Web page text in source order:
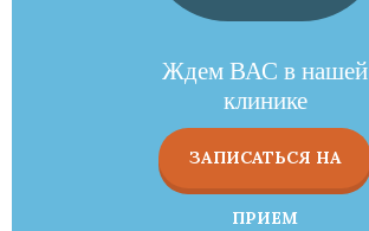
Ждем ВАС в нашей
клинике
ЗАПИСАТЬСЯ НА
ПРИЕМ